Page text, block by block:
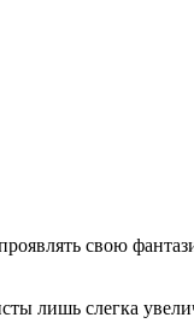
свою
лишь слегка